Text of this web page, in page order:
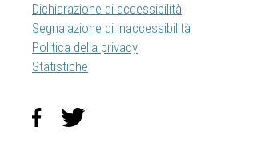
Dichiarazione di accessibilità
Segnalazione di inaccessibilità
Politica della privacy
Statistiche